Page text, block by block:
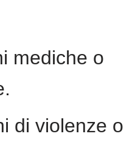
mediche o
di violenze o